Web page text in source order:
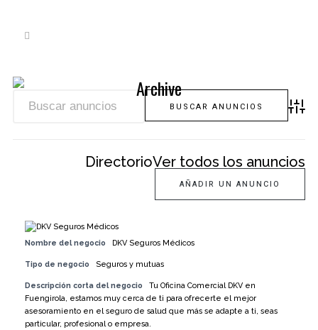
Archive
DirectorioVer todos los anuncios
AÑADIR UN ANUNCIO
Nombre del negocio DKV Seguros Médicos
Tipo de negocio Seguros y mutuas
Descripción corta del negocio
Tu Oficina Comercial DKV en
Fuengirola, estamos muy cerca de ti para ofrecerte el mejor
asesoramiento en el seguro de salud que más se adapte a ti, seas
particular, profesional o empresa.